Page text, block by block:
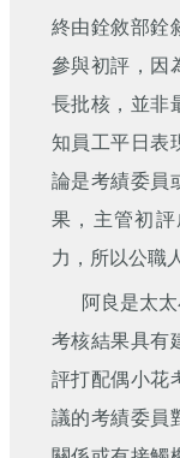
終由銓敘部銓
參與初評，因
長批核，並非
知員工平日表
論是考績委員
果，主管初
力，所以公職
阿良是太
考核結果具有
評打配偶小花
議的考績委員